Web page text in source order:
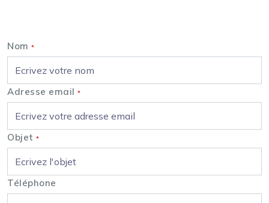
Nom *
Adresse email *
Objet *
Téléphone